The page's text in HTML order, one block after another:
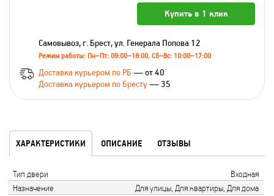
Купить в 1 клик
Самовывоз, г. Брест, ул. Генерала Попова 12
Режим работы: Пн–Пт: 09:00–18:00, Сб–Вс: 10:00–17:00
Доставка курьером по РБ — от 40
Доставка курьером по Бресту— 35
ХАРАКТЕРИСТИКИ ОПИСАНИЕ ОТЗЫВЫ
Тип двери
Входная
Назначение
Для улицы, Для квартиры, Для дома